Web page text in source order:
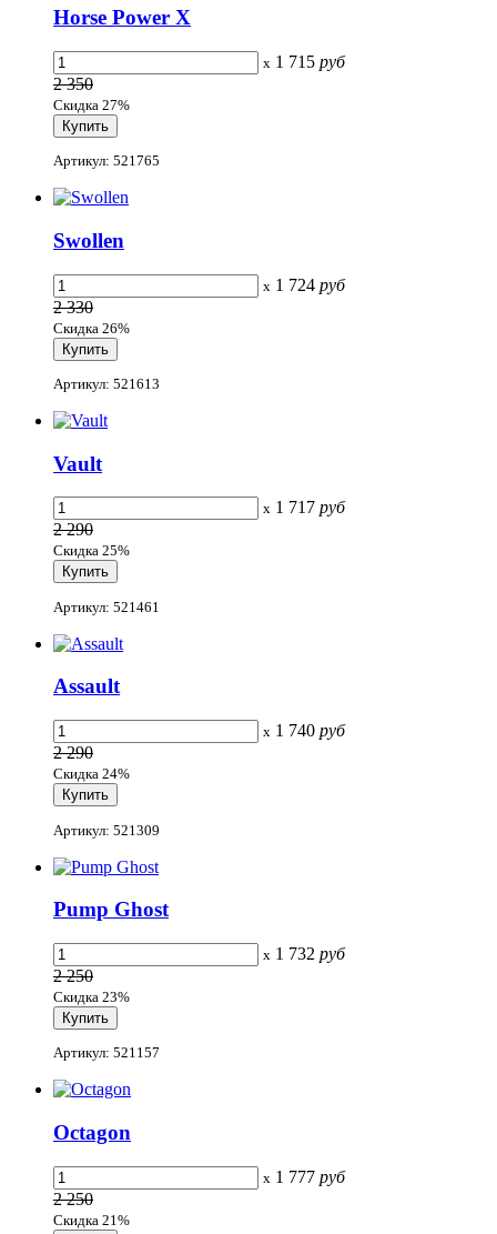
Horse Power X
x 1 715 руб
2 350
Скидка 27%
Артикул: 521765
Swollen
x 1 724 руб
2 330
Скидка 26%
Артикул: 521613
Vault
x 1 717 руб
2 290
Скидка 25%
Артикул: 521461
Assault
x 1 740 руб
2 290
Скидка 24%
Артикул: 521309
Pump Ghost
x 1 732 руб
2 250
Скидка 23%
Артикул: 521157
Octagon
x 1 777 руб
2 250
Скидка 21%